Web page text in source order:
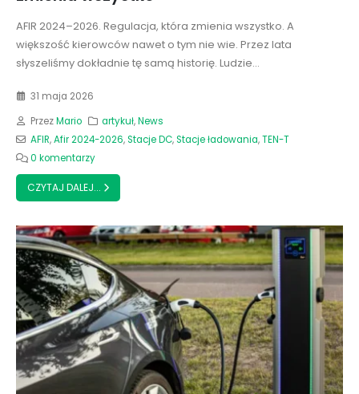
AFIR 2024–2026. Regulacja, która zmienia wszystko. A
większość kierowców nawet o tym nie wie. Przez lata
słyszeliśmy dokładnie tę samą historię. Ludzie...
31 maja 2026
PrzezMario artykuł,News
AFIR,Afir 2024-2026,Stacje DC,Stacje ładowania,TEN-T
0 komentarzy
CZYTAJ DALEJ...